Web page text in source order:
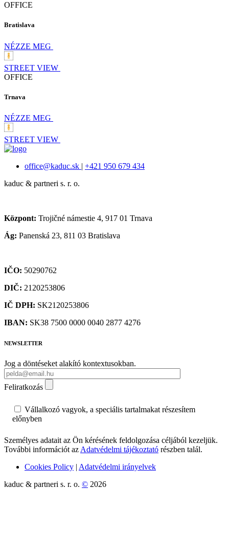
OFFICE
Bratislava
NÉZZE MEG
STREET VIEW
OFFICE
Trnava
NÉZZE MEG
STREET VIEW
office@kaduc.sk | +421 950 679 434
kaduc & partneri s. r. o.
Központ: Trojičné námestie 4, 917 01 Trnava
Ág: Panenská 23, 811 03 Bratislava
IČO: 50290762
DIČ: 2120253806
IČ DPH: SK2120253806
IBAN: SK38 7500 0000 0040 2877 4276
NEWSLETTER
Jog a döntéseket alakító kontextusokban.
Feliratkozás
Vállalkozó vagyok, a speciális tartalmakat részesítem
előnyben
Személyes adatait az Ön kérésének feldolgozása céljából kezeljük.
További információt az Adatvédelmi tájékoztató részben talál.
Cookies Policy | Adatvédelmi irányelvek
kaduc & partneri s. r. o. © 2026